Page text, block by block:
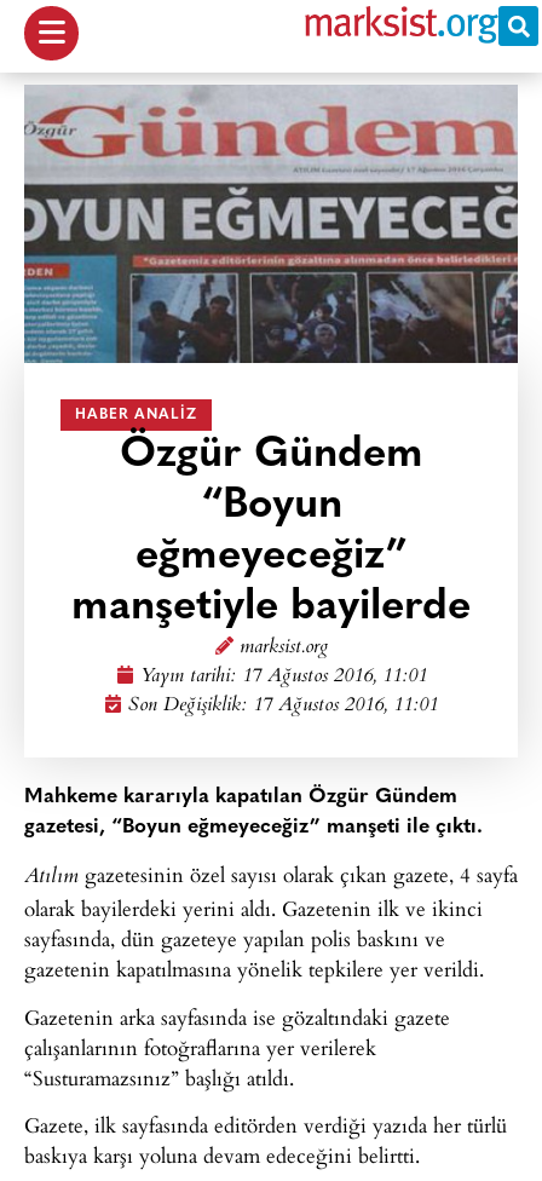
HABER ANALIZ
Özgür Gündem
“Boyun
eğmeyeceğiz”
manşetiyle bayilerde
marksist.org
Yayın tarihi: 17 Ağustos 2016, 11:01
Son Değişiklik: 17 Ağustos 2016, 11:01
Mahkeme kararıyla kapatılan Özgür Gündem
gazetesi, “Boyun eğmeyeceğiz” manşeti ile çıktı.
Atılım gazetesinin özel sayısı olarak çıkan gazete, 4 sayfa
olarak bayilerdeki yerini aldı. Gazetenin ilk ve ikinci
sayfasında, dün gazeteye yapılan polis baskını ve
gazetenin kapatılmasına yönelik tepkilere yer verildi.
Gazetenin arka sayfasında ise gözaltındaki gazete
çalışanlarının fotoğraflarına yer verilerek
“Susturamazsınız” başlığı atıldı.
Gazete, ilk sayfasında editörden verdiği yazıda her türlü
baskıya karşı yoluna devam edeceğini belirtti.